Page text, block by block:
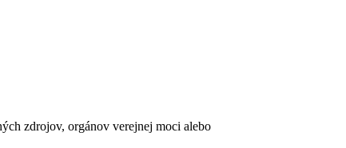
zdrojov, orgánov verejnej moci alebo